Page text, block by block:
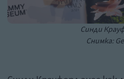
Синди
Снимка: